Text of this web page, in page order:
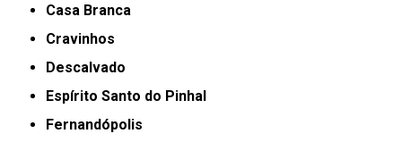
Casa Branca
Cravinhos
Descalvado
Espírito Santo do Pinhal
Fernandópolis